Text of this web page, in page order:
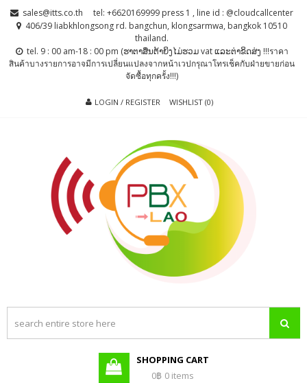
Skip
Skip sales@itts.co.th
tel: +6620169999 press 1 , line id : @cloudcallcenter
406/39 liabkhlongsong rd. bangchun, klongsarmwa, bangkok 10510
thailand.
tel. 9 : 00 am-18 : 00 pm (ຮາຕາສຶນຕ້າຍິງໄມ່ຮວມ vat ແລະຕ່າຂິດສ່ງ !!!ราคา
สินค้าบางรายการอาจมีการเปลี่ยนแปลงจากหน้าเวปกรุณาโทรเช็คกับฝ่ายขายก่อน
จัดซื้อทุกครั้ง!!!)
LOGIN / REGISTER WISHLIST (0)
PBX LAO, IP-
PBX LAO,
PABX LAO,
NETWORK
SHOPPING CART
0฿ 0 items